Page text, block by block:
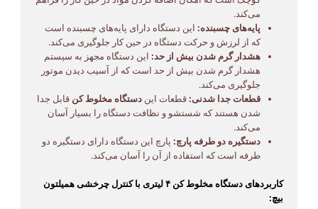
می‌کند.
پایه‌های چسبنده: این دستگاه دارای پایه‌های چسبنده است
که از لرزش و حرکت دستگاه در حین کار جلوگیری می‌کند.
هشدار گرم شدن بیش از حد: این دستگاه مجهز به سیستم
هشدار گرم شدن بیش از حد است که از آسیب دیدن موتور
جلوگیری می‌کند.
قطعات جدا شدنی:قطعات ایندستگاه مخلوط کن قابل جدا
شدن هستند که شستشو و نظافت دستگاه را بسیار آسان
می‌کند.
دستگیره دو طرفه پارچ: پارچ این دستگاه دارای دستگیره دو
طرفه است که استفاده از آن را آسان می‌کند.
کاربردهای دستگاه مخلوط کن ۴ لیتری با کنترل چرخشی همیلتون
بیچ: